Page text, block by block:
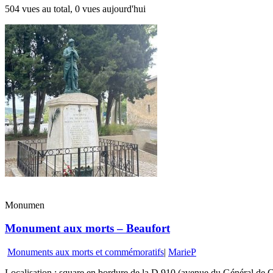
504 vues au total, 0 vues aujourd'hui
Monumen
Monument aux morts – Beaufort
Monuments aux morts et commémoratifs| MarieP